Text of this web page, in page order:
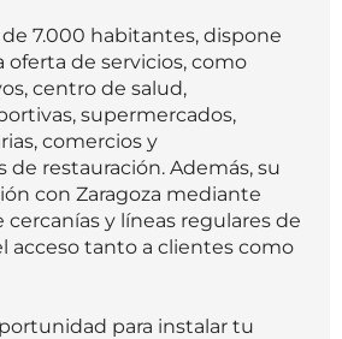
7.000 habitantes, dispone
de servicios, como
centro de salud,
supermercados,
comercios y
restauración. Además, su
con Zaragoza mediante
cercanías y líneas regulares de
acceso tanto a clientes como
para instalar tu